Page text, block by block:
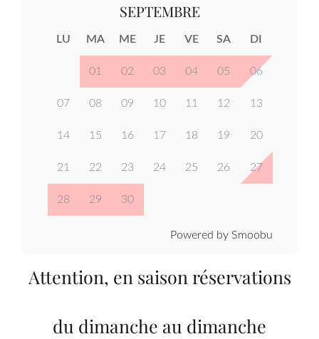
SEPTEMBRE
LU MA ME JE VE SA DI
01 02 03 04 05 06
07 08 09 10 11 12 13
14 15 16 17 18 19 20
21 22 23 24 25 26 27
28 29 30
Powered by Smoobu
Attention, en saison réservations
du dimanche au dimanche